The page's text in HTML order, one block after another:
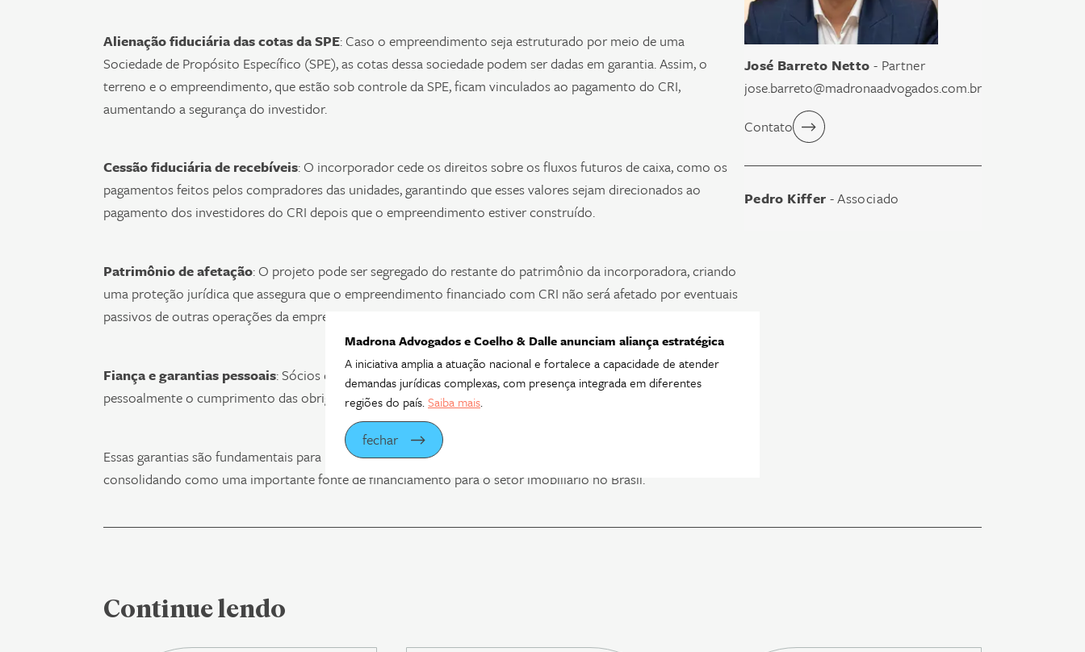
José Barreto Netto - Partner
jose.barreto@madronaadvogados.com.br
Contato
Pedro Kiffer - Associado
Alienação fiduciária das cotas da SPE: Caso o empreendimento seja estruturado por meio de uma
Sociedade de Propósito Específico (SPE), as cotas dessa sociedade podem ser dadas em garantia. Assim, o
terreno e o empreendimento, que estão sob controle da SPE, ficam vinculados ao pagamento do CRI,
aumentando a segurança do investidor.
Cessão fiduciária de recebíveis: O incorporador cede os direitos sobre os fluxos futuros de caixa, como os
pagamentos feitos pelos compradores das unidades, garantindo que esses valores sejam direcionados ao
pagamento dos investidores do CRI depois que o empreendimento estiver construído.
Patrimônio de afetação: O projeto pode ser segregado do restante do patrimônio da incorporadora, criando
uma proteção jurídica que assegura que o empreendimento financiado com CRI não será afetado por eventuais
passivos de outras operações da empresa.
Fiança e garantias pessoais: Sócios da incorporadora podem ser solicitados a prestar fiança, garantindo
pessoalmente o cumprimento das obrigações do CRI.
Essas garantias são fundamentais para mitigar riscos e atrair investidores ao mercado de capitais, que vem se
consolidando como uma importante fonte de financiamento para o setor imobiliário no Brasil.
Continue lendo
Madrona Advogados e Coelho & Dalle anunciam aliança estratégica
A iniciativa amplia a atuação nacional e fortalece a capacidade de atender
demandas jurídicas complexas, com presença integrada em diferentes
regiões do país.Saiba mais.
fechar